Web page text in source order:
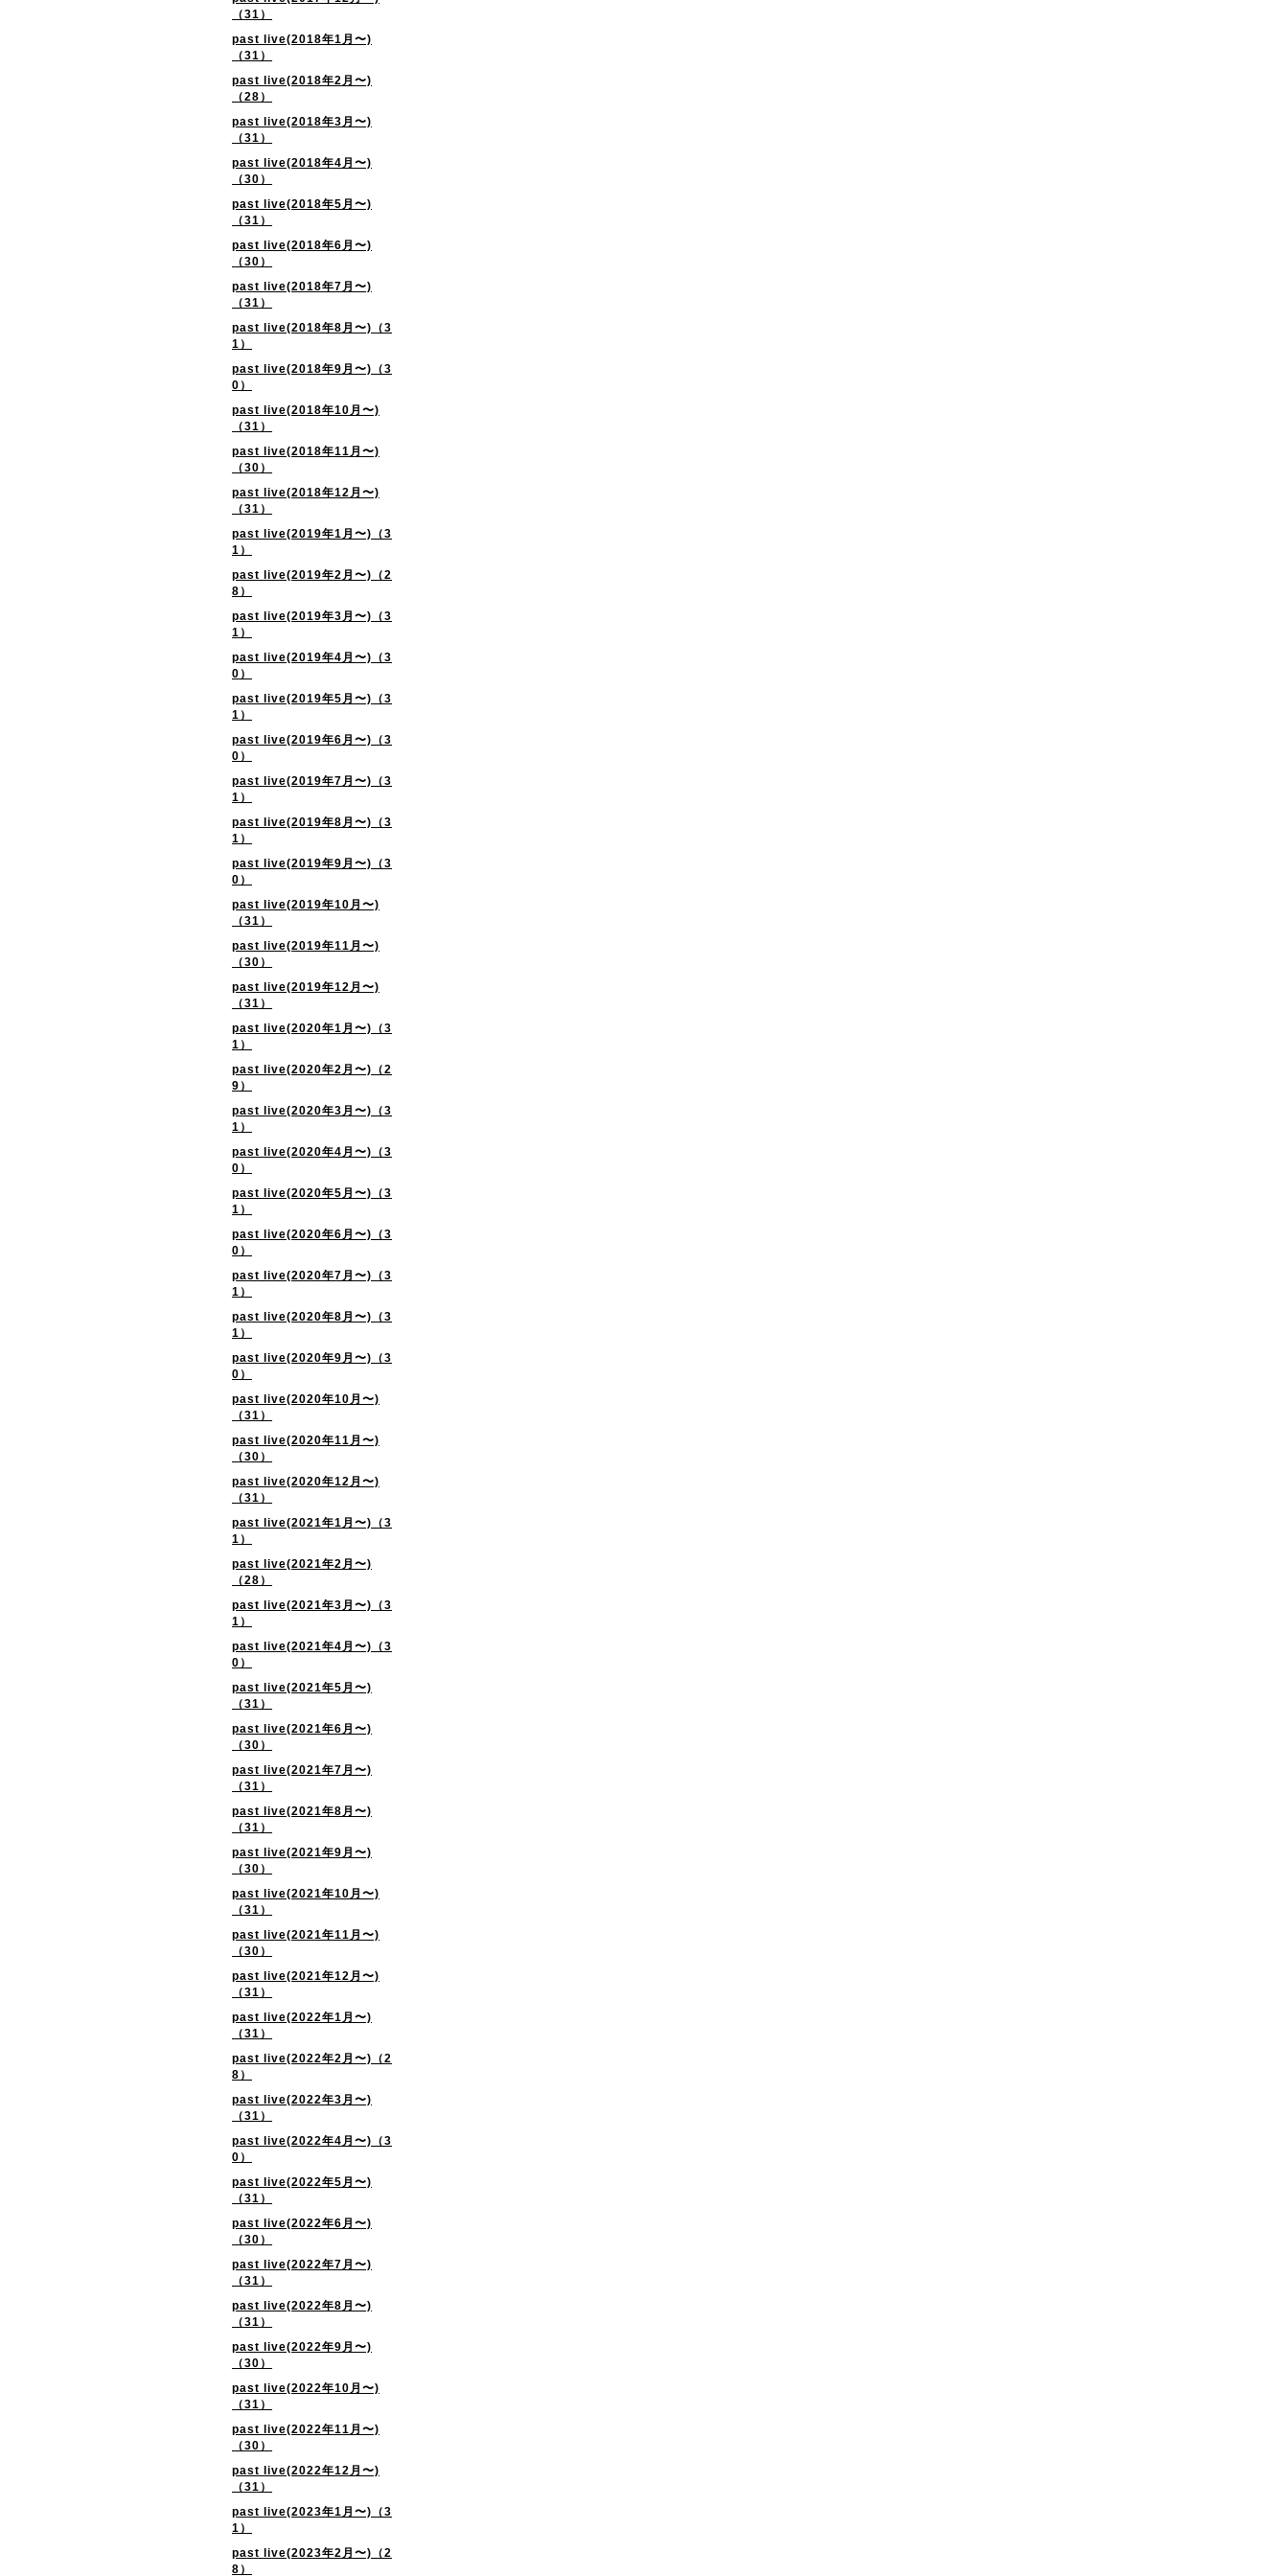
（31）
past live(2018年1月〜)
（31）
past live(2018年2月〜)
（28）
past live(2018年3月〜)
（31）
past live(2018年4月〜)
（30）
past live(2018年5月〜)
（31）
past live(2018年6月〜)
（30）
past live(2018年7月〜)
（31）
past live(2018年8月〜)（3
1）
past live(2018年9月〜)（3
0）
past live(2018年10月〜)
（31）
past live(2018年11月〜)
（30）
past live(2018年12月〜)
（31）
past live(2019年1月〜)（3
1）
past live(2019年2月〜)（2
8）
past live(2019年3月〜)（3
1）
past live(2019年4月〜)（3
0）
past live(2019年5月〜)（3
1）
past live(2019年6月〜)（3
0）
past live(2019年7月〜)（3
1）
past live(2019年8月〜)（3
1）
past live(2019年9月〜)（3
0）
past live(2019年10月〜)
（31）
past live(2019年11月〜)
（30）
past live(2019年12月〜)
（31）
past live(2020年1月〜)（3
1）
past live(2020年2月〜)（2
9）
past live(2020年3月〜)（3
1）
past live(2020年4月〜)（3
0）
past live(2020年5月〜)（3
1）
past live(2020年6月〜)（3
0）
past live(2020年7月〜)（3
1）
past live(2020年8月〜)（3
1）
past live(2020年9月〜)（3
0）
past live(2020年10月〜)
（31）
past live(2020年11月〜)
（30）
past live(2020年12月〜)
（31）
past live(2021年1月〜)（3
1）
past live(2021年2月〜)
（28）
past live(2021年3月〜)（3
1）
past live(2021年4月〜)（3
0）
past live(2021年5月〜)
（31）
past live(2021年6月〜)
（30）
past live(2021年7月〜)
（31）
past live(2021年8月〜)
（31）
past live(2021年9月〜)
（30）
past live(2021年10月〜)
（31）
past live(2021年11月〜)
（30）
past live(2021年12月〜)
（31）
past live(2022年1月〜)
（31）
past live(2022年2月〜)（2
8）
past live(2022年3月〜)
（31）
past live(2022年4月〜)（3
0）
past live(2022年5月〜)
（31）
past live(2022年6月〜)
（30）
past live(2022年7月〜)
（31）
past live(2022年8月〜)
（31）
past live(2022年9月〜)
（30）
past live(2022年10月〜)
（31）
past live(2022年11月〜)
（30）
past live(2022年12月〜)
（31）
past live(2023年1月〜)（3
1）
past live(2023年2月〜)（2
8）